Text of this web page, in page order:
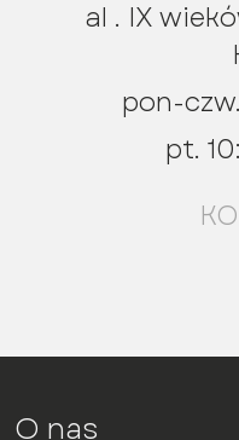
al . IX
pon-
pt.
O nas